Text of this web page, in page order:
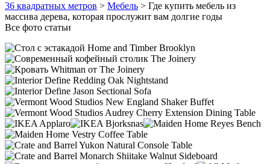
36 квадратных метров > Мебель > Где купить мебель из
массива дерева, которая прослужит вам долгие годы
Все фото статьи